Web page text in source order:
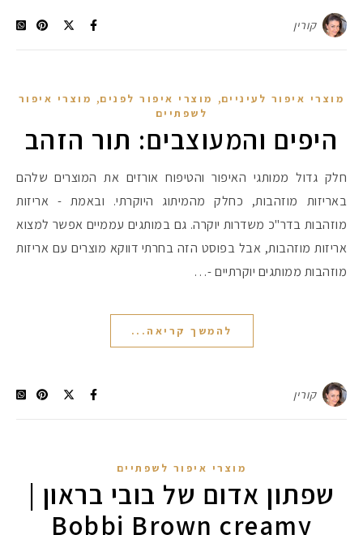
קורין
מוצרי איפור לעיניים, מוצרי איפור לפנים, מוצרי איפור
לשפתיים
היפים והמעוצבים: תור הזהב
חלק גדול ממותגי האיפור והטיפוח אורזים את המוצרים שלהם
באריזות מוזהבות, כחלק מהמיתוג היוקרתי. ובאמת - אריזות
מוזהבות בדר"כ משדרות יוקרה. גם במותגים עממיים אפשר למצוא
אריזות מוזהבות, אבל בפוסט הזה בחרתי דווקא מוצרים עם אריזות
מוזהבות ממותגים יוקרתיים -…
להמשך קריאה...
קורין
מוצרי איפור לשפתיים
שפתון אדום של בובי בראון |
Bobbi Brown creamy